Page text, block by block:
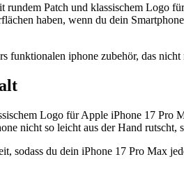
Patch und klassischem Logo
haben, wenn du dein
funktionalen iphone zubehör, das
Logo für Apple iPhone 17 Pro
nicht so leicht aus der Hand
sodass du dein iPhone 17 Pro Max